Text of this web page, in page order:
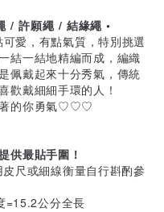
/ 許願繩 / 結緣繩 •
愛，有點氣質，特別挑選
結一結地精編而成，編織
佩戴起來十分秀氣，傳統
歡戴細細手環的人！
著的你勇氣♡♡♡
供最貼手圍！
尺或細線衡量自行斟酌參
=15.2公分全長